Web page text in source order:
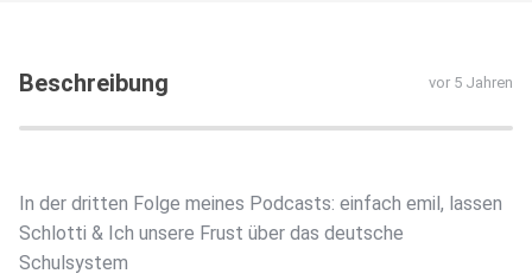
Beschreibung vor 5 Jahren
In der dritten Folge meines Podcasts: einfach emil, lassen
Schlotti & Ich unsere Frust über das deutsche
Schulsystem